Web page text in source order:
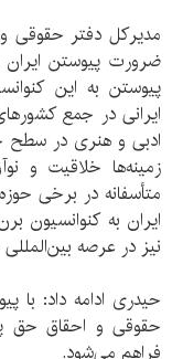
مدیرکل دفتر حقوقی
ضرورت پیوستن ایران
پیوستن به این
ایرانی در جمع
ادبی و هنری در سطح
زمینه‌ها خلاقیت و
متأسفانه در برخی
ایران به کنوانسیون
نیز در عرصه
حیدری ادامه داد: با
حقوقی و احقاق حق